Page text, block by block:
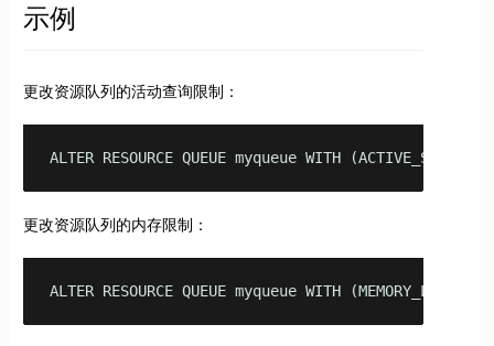
示例
更改资源队列的活动查询限制：
ALTER RESOURCE QUEUE myqueue WITH
更改资源队列的内存限制：
ALTER RESOURCE QUEUE myqueue WITH